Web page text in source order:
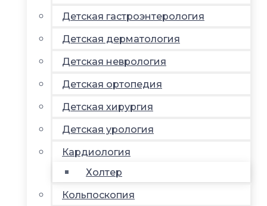
Детская гастроэнтерология
Детская дерматология
Детская неврология
Детская ортопедия
Детская хирургия
Детская урология
Кардиология
Холтер
Кольпоскопия